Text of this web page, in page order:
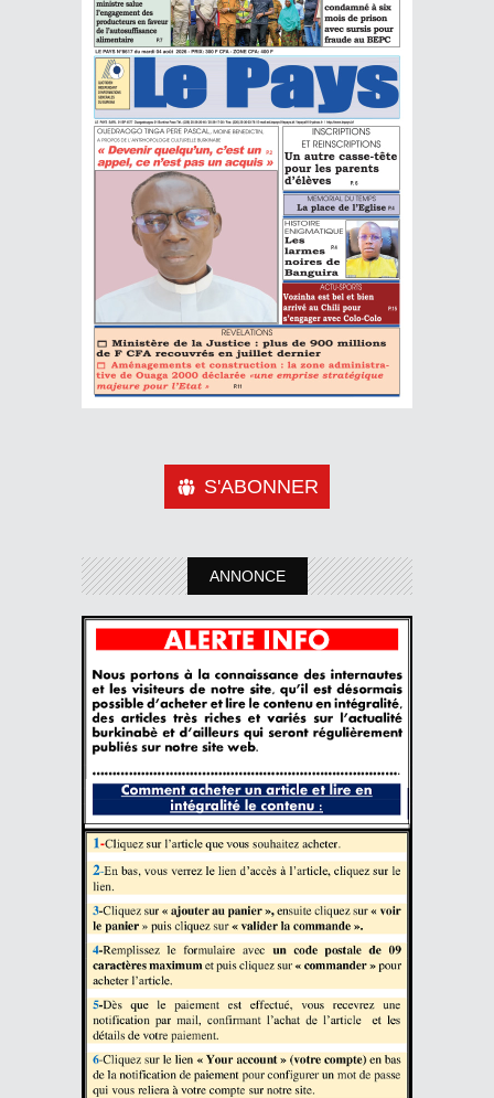
S'ABONNER
ANNONCE